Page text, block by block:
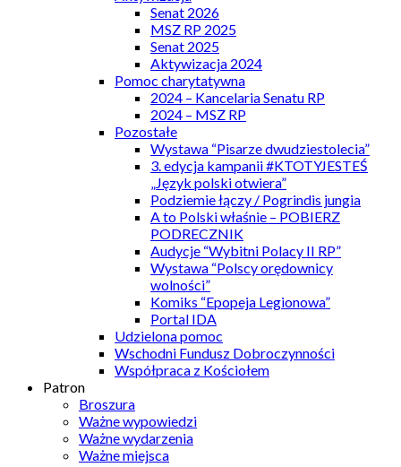
Senat 2026
MSZ RP 2025
Senat 2025
Aktywizacja 2024
Pomoc charytatywna
2024 – Kancelaria Senatu RP
2024 – MSZ RP
Pozostałe
Wystawa “Pisarze dwudziestolecia”
3. edycja kampanii #KTOTYJESTEŚ
„Język polski otwiera”
Podziemie łączy / Pogrindis jungia
A to Polski właśnie – POBIERZ
PODRECZNIK
Audycje “Wybitni Polacy II RP”
Wystawa “Polscy orędownicy
wolności”
Komiks “Epopeja Legionowa”
Portal IDA
Udzielona pomoc
Wschodni Fundusz Dobroczynności
Współpraca z Kościołem
Patron
Broszura
Ważne wypowiedzi
Ważne wydarzenia
Ważne miejsca